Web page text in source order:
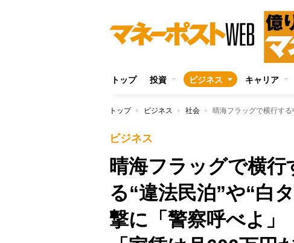
トップ 投資 ビジネス キャリア
トップ ビジネス 社会
ビジネス
晴海フラッグで横
る“違法民泊”や“白
撃に「警察呼べよ」